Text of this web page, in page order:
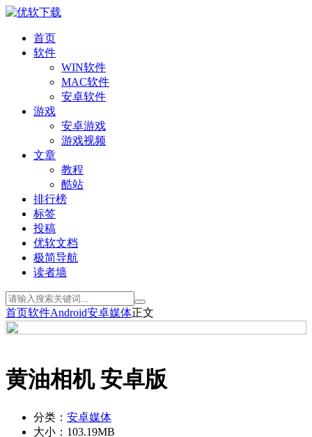
首页
软件
WIN软件
MAC软件
安卓软件
游戏
安卓游戏
游戏视频
文章
教程
酷站
排行榜
标签
投稿
优软文档
极简导航
读者墙
首页软件Android安卓媒体正文
黄油相机 安卓版
分类： 安卓媒体
大小： 103.19MB